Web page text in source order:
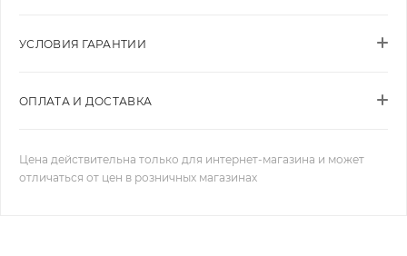
УСЛОВИЯ ГАРАНТИИ
ОПЛАТА И ДОСТАВКА
Цена действительна только для интернет-магазина и может
отличаться от цен в розничных магазинах